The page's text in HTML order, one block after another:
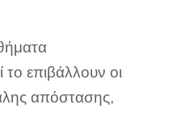
το επιβάλλουν οι
απόστασης,